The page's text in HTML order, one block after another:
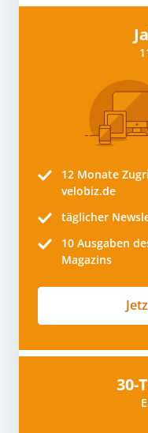
12 Monate
velobiz.de
täglicher
10 Ausgaben
Magazins
30-